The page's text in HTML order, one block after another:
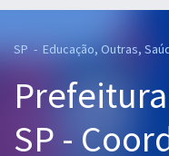
Cursos 20% OFF
Pós
SP - Educação, Outras,
SP -